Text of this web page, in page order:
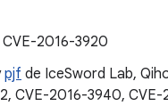
CVE-2016-3920
pjf de IceSword Lab,
CVE-2016-3940, CVE-